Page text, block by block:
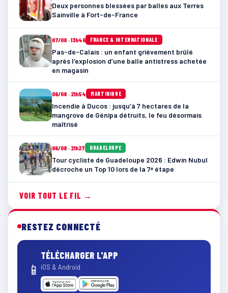
Deux personnes blessées par balles aux Terres
Sainville à Fort-de-France
07/08 · 13h46 FRANCE & INTERNATIONALE
Pas-de-Calais : un enfant grièvement brûlé
après l’explosion d’une balle antistress achetée
en magasin
06/08 · 21h54 MARTINIQUE
Incendie à Ducos : jusqu’à 7 hectares de la
mangrove de Génipa détruits, le feu désormais
maîtrisé
06/08 · 21h27 GUADELOUPE
Tour cycliste de Guadeloupe 2026 : Edwin Nubul
décroche un Top 10 lors de la 7ᵉ étape
VOIR TOUT LE FIL →
RESTEZ CONNECTÉ
📱
TÉLÉCHARGER L'APP
iOS & Android